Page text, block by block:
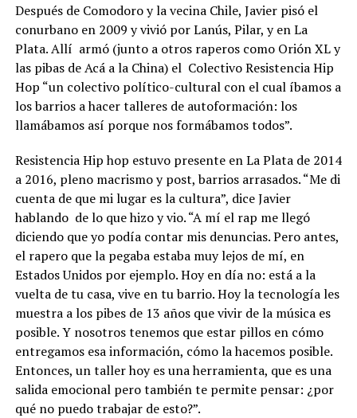
Después de Comodoro y la vecina Chile, Javier pisó el
conurbano en 2009 y vivió por Lanús, Pilar, y en La
Plata. Allí armó (junto a otros raperos como Orión XL y
las pibas de Acá a la China) el Colectivo Resistencia Hip
Hop “un colectivo político-cultural con el cual íbamos a
los barrios a hacer talleres de autoformación: los
llamábamos así porque nos formábamos todos”.
Resistencia Hip hop estuvo presente en La Plata de 2014
a 2016, pleno macrismo y post, barrios arrasados. “Me di
cuenta de que mi lugar es la cultura”, dice Javier
hablando de lo que hizo y vio. “A mí el rap me llegó
diciendo que yo podía contar mis denuncias. Pero antes,
el rapero que la pegaba estaba muy lejos de mí, en
Estados Unidos por ejemplo. Hoy en día no: está a la
vuelta de tu casa, vive en tu barrio. Hoy la tecnología les
muestra a los pibes de 13 años que vivir de la música es
posible. Y nosotros tenemos que estar pillos en cómo
entregamos esa información, cómo la hacemos posible.
Entonces, un taller hoy es una herramienta, que es una
salida emocional pero también te permite pensar: ¿por
qué no puedo trabajar de esto?”.